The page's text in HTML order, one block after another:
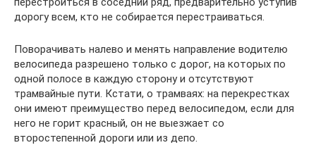
дорогу всем, кто не собирается перестраиваться.
Поворачивать налево и менять направление водителю
велосипеда разрешено только с дорог, на которых по
одной полосе в каждую сторону и отсутствуют
трамвайные пути. Кстати, о трамваях: на перекрестках
они имеют преимущество перед велосипедом, если для
него не горит красный, он не выезжает со
второстепенной дороги или из депо.